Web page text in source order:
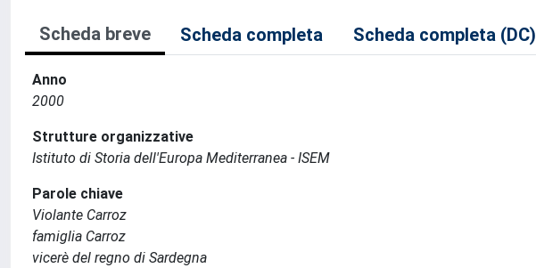
Scheda breve Scheda completa Scheda completa (DC)
Anno
2000
Strutture organizzative
Istituto di Storia dell'Europa Mediterranea - ISEM
Parole chiave
Violante Carroz
famiglia Carroz
vicerè del regno di Sardegna